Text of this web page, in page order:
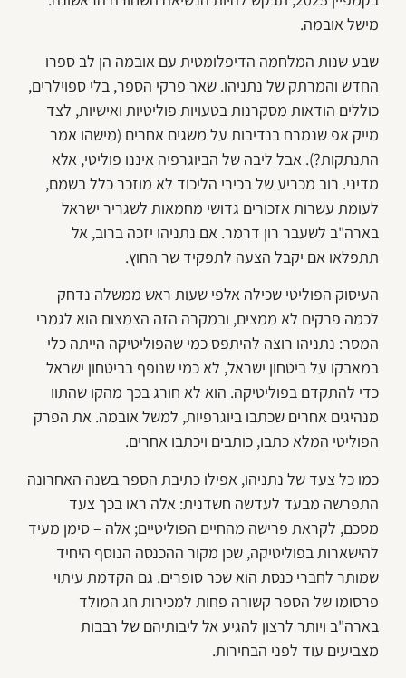
מישל אובמה.
שבע שנות המלחמה הדיפלומטית עם אובמה הן לב ספרו
החדש והמרתק של נתניהו. שאר פרקי הספר, בלי ספוילרים,
כוללים הודאות מסקרנות בטעויות פוליטיות ואישיות, לצד
מייק אפ שנמרח בנדיבות על משגים אחרים (מישהו אמר
התנתקות?). אבל ליבה של הביוגרפיה איננו פוליטי, אלא
מדיני. רוב מכריע של בכירי הליכוד לא מוזכר כלל בשמם,
לעומת עשרות אזכורים גדושי מחמאות לשגריר ישראל
בארה"ב לשעבר רון דרמר. אם נתניהו יזכה ברוב, אל
תתפלאו אם יקבל הצעה לתפקיד שר החוץ.
העיסוק הפוליטי שכילה אלפי שעות ראש ממשלה נדחק
לכמה פרקים לא ממצים, ובמקרה הזה הצמצום הוא לגמרי
המסר: נתניהו רוצה להיתפס כמי שהפוליטיקה הייתה כלי
במאבקו על ביטחון ישראל, לא כמי שנופף בביטחון ישראל
כדי להתקדם בפוליטיקה. הוא לא חורג בכך מהקו שהתוו
מנהיגים אחרים שכתבו ביוגרפיות, למשל אובמה. את הפרק
הפוליטי המלא כתבו, כותבים ויכתבו אחרים.
כמו כל צעד של נתניהו, אפילו כתיבת הספר בשנה האחרונה
התפרשה מבעד לעדשה חשדנית: אלה ראו בכך צעד
מסכם, לקראת פרישה מהחיים הפוליטיים; אלה – סימן מעיד
להישארות בפוליטיקה, שכן מקור ההכנסה הנוסף היחיד
שמותר לחברי כנסת הוא שכר סופרים. גם הקדמת עיתוי
פרסומו של הספר קשורה פחות למכירות חג המולד
בארה"ב ויותר לרצון להגיע אל ליבותיהם של רבבות
מצביעים עוד לפני הבחירות.